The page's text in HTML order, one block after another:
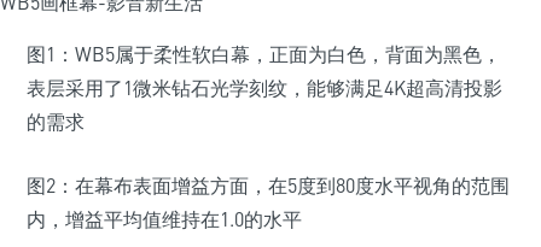
图1：WB5属于柔性软白幕，正面为白色，背面为黑色，
表层采用了1微米钻石光学刻纹，能够满足4K超高清投影
的需求
图2：在幕布表面增益方面，在5度到80度水平视角的范围
内，增益平均值维持在1.0的水平